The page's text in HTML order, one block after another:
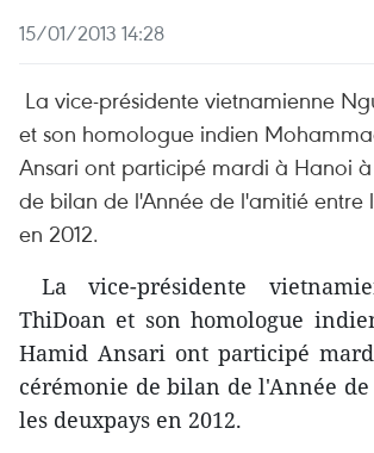
15/01/2013 14:28
La vice-présidente vietnamienne
et son homologue indien
Ansari ont participé mardi à Hanoi
de bilan de l'Année de l'amitié entre
en 2012.
La vice-présidente
ThiDoan et son homologue
Hamid Ansari ont participé
cérémonie de bilan de l'Année
les deuxpays en 2012.